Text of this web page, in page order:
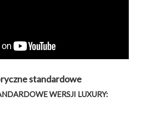
standardowe
WERSJI LUXURY: